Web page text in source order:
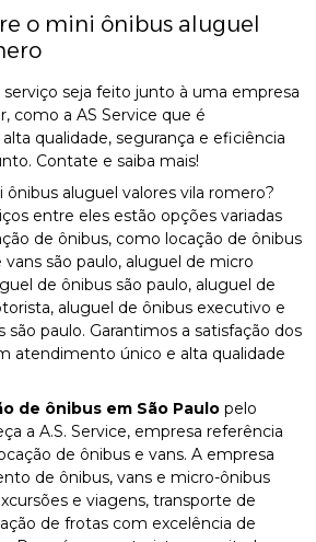
o mini ônibus aluguel
seja feito junto à uma empresa
como a AS Service que é
qualidade, segurança e eficiência
Contate e saiba mais!
aluguel valores vila romero?
entre eles estão opções variadas
de ônibus, como locação de ônibus
vans são paulo, aluguel de micro
de ônibus são paulo, aluguel de
aluguel de ônibus executivo e
paulo. Garantimos a satisfação dos
atendimento único e alta qualidade
de ônibus em São Paulo pelo
a A.S. Service, empresa referência
de ônibus e vans. A empresa
de ônibus, vans e micro-ônibus
e viagens, transporte de
de frotas com excelência de